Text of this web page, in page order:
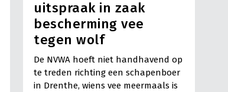
uitspraak in zaak
bescherming vee
tegen wolf
De NVWA hoeft niet handhavend op
te treden richting een schapenboer
in Drenthe, wiens vee meermaals is